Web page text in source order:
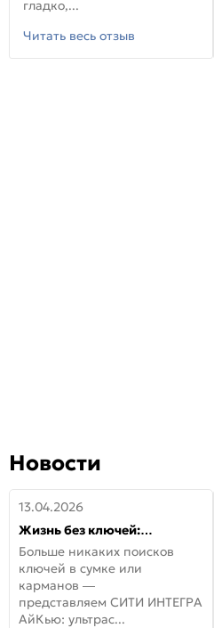
гладко,...
Читать весь отзыв
Новости
13.04.2026
Жизнь без ключей:
встречайте новую дверь
СИТИ ИНТЕГРА АйКью!
Больше никаких поисков
ключей в сумке или
карманов —
представляем СИТИ ИНТЕГРА
АйКью: ультрас...